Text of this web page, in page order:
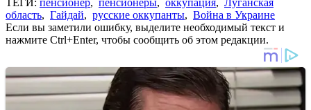
область, Гайдай, русские оккупанты, Война в Украине
Если вы заметили ошибку, выделите необходимый текст и
нажмите Ctrl+Enter, чтобы сообщить об этом редакции.